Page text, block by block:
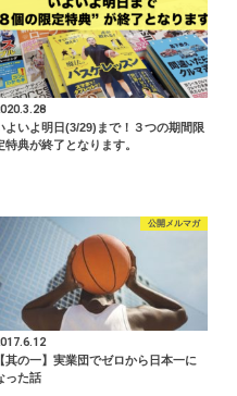
よいよ明日(3/29)まで！３つの期間限
特典が終了となります。
公開メルマガ
【其の一】実業団でゼロから日本一に
った話